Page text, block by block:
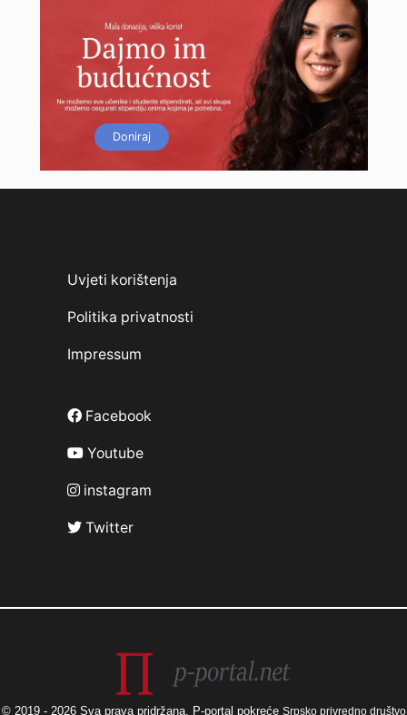
Doniraj
Uvjeti korištenja
Politika privatnosti
Impressum
Facebook
Youtube
instagram
Twitter
© 2019 - 2026 Sva prava pridržana. P-portal pokreće Srpsko privredno društvo